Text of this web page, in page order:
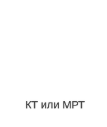
КТ или МРТ